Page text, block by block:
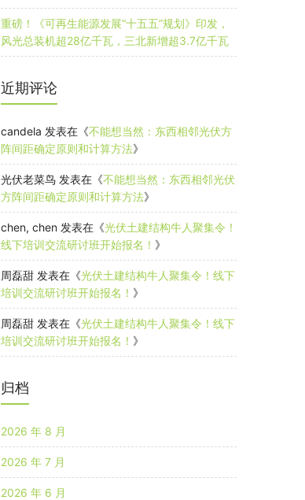
重磅！《可再生能源发展“十五五”规划》印发，
风光总装机超28亿千瓦，三北新增超3.7亿千瓦
近期评论
candela 发表在《不能想当然：东西相邻光伏方
阵间距确定原则和计算方法》
光伏老菜鸟 发表在《不能想当然：东西相邻光伏
方阵间距确定原则和计算方法》
chen, chen 发表在《光伏土建结构牛人聚集令！
线下培训交流研讨班开始报名！ 》
周磊甜 发表在《光伏土建结构牛人聚集令！线下
培训交流研讨班开始报名！ 》
周磊甜 发表在《光伏土建结构牛人聚集令！线下
培训交流研讨班开始报名！ 》
归档
2026 年 8 月
2026 年 7 月
2026 年 6 月